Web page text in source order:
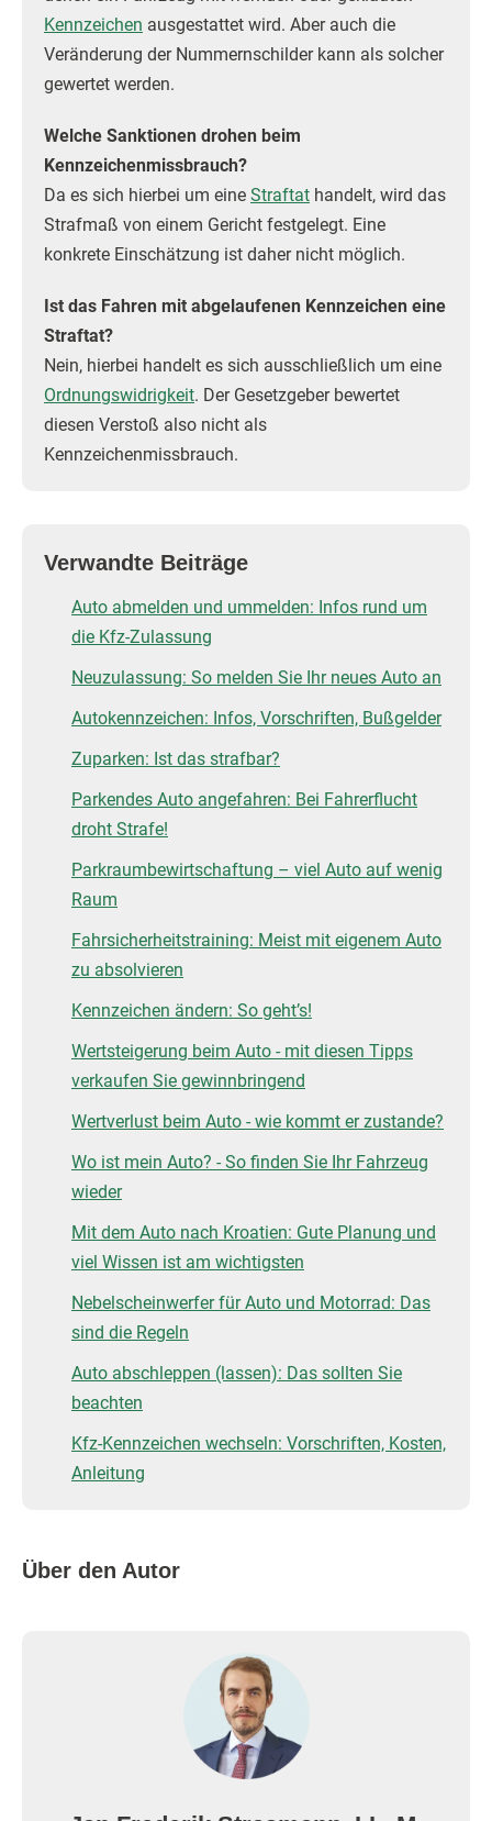
Kennzeichen ausgestattet wird. Aber auch die
Veränderung der Nummernschilder kann als solcher
gewertet werden.
Welche Sanktionen drohen beim
Kennzeichenmissbrauch?
Da es sich hierbei um eine Straftat handelt, wird das
Strafmaß von einem Gericht festgelegt. Eine
konkrete Einschätzung ist daher nicht möglich.
Ist das Fahren mit abgelaufenen Kennzeichen eine
Straftat?
Nein, hierbei handelt es sich ausschließlich um eine
Ordnungswidrigkeit. Der Gesetzgeber bewertet
diesen Verstoß also nicht als
Kennzeichenmissbrauch.
Verwandte Beiträge
Auto abmelden und ummelden: Infos rund um
die Kfz-Zulassung
Neuzulassung: So melden Sie Ihr neues Auto an
Autokennzeichen: Infos, Vorschriften, Bußgelder
Zuparken: Ist das strafbar?
Parkendes Auto angefahren: Bei Fahrerflucht
droht Strafe!
Parkraumbewirtschaftung – viel Auto auf wenig
Raum
Fahrsicherheitstraining: Meist mit eigenem Auto
zu absolvieren
Kennzeichen ändern: So geht’s!
Wertsteigerung beim Auto - mit diesen Tipps
verkaufen Sie gewinnbringend
Wertverlust beim Auto - wie kommt er zustande?
Wo ist mein Auto? - So finden Sie Ihr Fahrzeug
wieder
Mit dem Auto nach Kroatien: Gute Planung und
viel Wissen ist am wichtigsten
Nebelscheinwerfer für Auto und Motorrad: Das
sind die Regeln
Auto abschleppen (lassen): Das sollten Sie
beachten
Kfz-Kennzeichen wechseln: Vorschriften, Kosten,
Anleitung
Über den Autor